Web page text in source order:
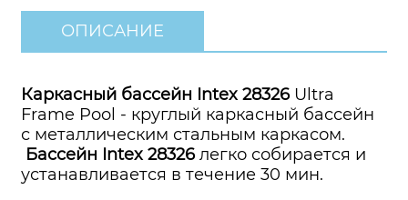
ОПИСАНИЕ
Каркасный бассейн Intex 28326 Ultra
Frame Pool - круглый каркасный бассейн
с металлическим стальным каркасом.
Бассейн Intex 28326легко собирается и
устанавливается в течение 30 мин.